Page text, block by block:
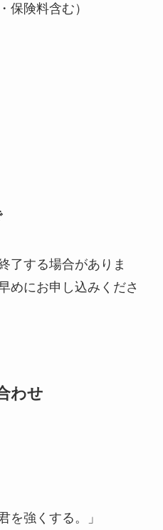
保険料含む）
了する場合がありま
めにお申し込みくださ
わせ
を強くする。」